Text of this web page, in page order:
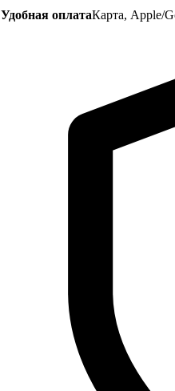
Удобная оплатаКарта, Apple/